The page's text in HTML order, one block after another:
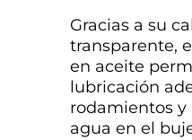
Gracias a su
transparente,
en aceite
lubricación
rodamientos y
agua en el